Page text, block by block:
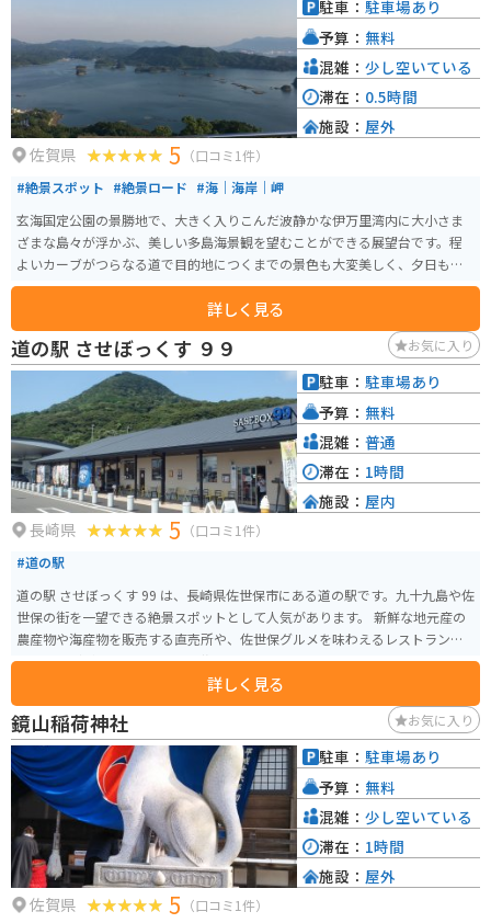
佐賀県 5 （口コミ1件）
#絶景スポット #絶景ロード #海｜海岸｜岬
玄海国定公園の景勝地で、大きく入りこんだ波静かな伊万里湾内に大小さま
ざまな島々が浮かぶ、美しい多島海景観を望むことができる展望台です。程
よいカーブがつらなる道で目的地につくまでの景色も大変美しく、夕日も綺
麗なスポットです。
詳しく見る
駐車： 駐車場あり
予算： 無料
混雑： 少し空いている
滞在： 0.5時間
施設： 屋外
道の駅 させぼっくす ９９ お気に入り
長崎県 5 （口コミ1件）
#道の駅
道の駅 させぼっくす 99 は、長崎県佐世保市にある道の駅です。九十九島や佐
世保の街を一望できる絶景スポットとして人気があります。 新鮮な地元産の
農産物や海産物を販売する直売所や、佐世保グルメを味わえるレストラン、
カフェなどがあります。特に、佐世保バーガーやレモンステーキはおすすめ
です。お土産も充実しており、地元の銘菓や海産物加工品など、旅の思い出に
ぴったりです。 バイクで訪れる場合は、道の駅に広い駐車場が完備されてい
るので安心です。九十九島の景色を楽しみながらのツーリングの休憩地点と
しても最適です。佐世保市内や周辺の観光スポットへのアクセスも良いの
で、観光拠点としても便利です。
詳しく見る
駐車： 駐車場あり
予算： 無料
混雑： 普通
滞在： 1時間
施設： 屋内
鏡山稲荷神社 お気に入り
佐賀県 5 （口コミ1件）
駐車： 駐車場あり
予算： 無料
混雑： 少し空いている
滞在： 1時間
施設： 屋外